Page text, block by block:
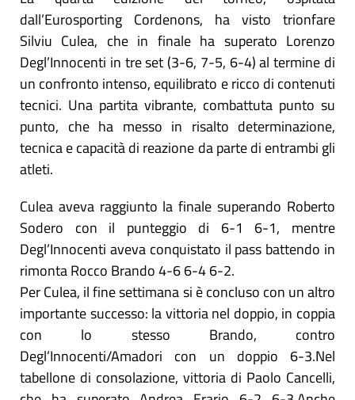
dall’Eurosporting Cordenons, ha visto trionfare
Silviu Culea, che in finale ha superato Lorenzo
Degl’Innocenti in tre set (3-6, 7-5, 6-4) al termine di
un confronto intenso, equilibrato e ricco di contenuti
tecnici. Una partita vibrante, combattuta punto su
punto, che ha messo in risalto determinazione,
tecnica e capacità di reazione da parte di entrambi gli
atleti.
Culea aveva raggiunto la finale superando Roberto
Sodero con il punteggio di 6-1 6-1, mentre
Degl’Innocenti aveva conquistato il pass battendo in
rimonta Rocco Brando 4-6 6-4 6-2.
Per Culea, il fine settimana si è concluso con un altro
importante successo: la vittoria nel doppio, in coppia
con lo stesso Brando, contro
Degl’Innocenti/Amadori con un doppio 6-3.Nel
tabellone di consolazione, vittoria di Paolo Cancelli,